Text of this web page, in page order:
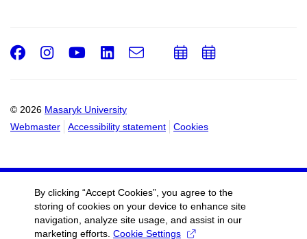
© 2026 Masaryk University
Webmaster
Accessibility statement Cookies
Facebook
Instagram
Youtube
LinkedIn
e-
AddAdd
By clicking “Accept Cookies”, you agree to the
storing of cookies on your device to enhance site
navigation, analyze site usage, and assist in our
marketing efforts. Cookie Settings